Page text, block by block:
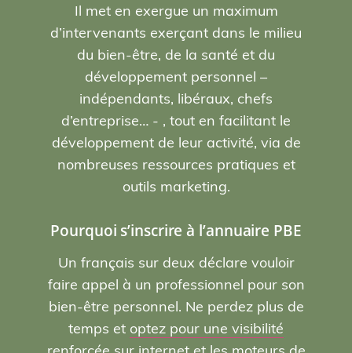
Il met en exergue un maximum
d’intervenants exerçant dans le milieu
du bien-être, de la santé et du
développement personnel –
indépendants, libéraux, chefs
d’entreprise… - , tout en facilitant le
développement de leur activité, via de
nombreuses ressources pratiques et
outils marketing.
Pourquoi s’inscrire à l’annuaire PBE
Un français sur deux déclare vouloir
faire appel à un professionnel pour son
bien-être personnel. Ne perdez plus de
temps et optez pour une visibilité